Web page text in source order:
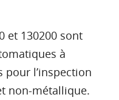
et 130200 sont
à
pour l’inspection
non-métallique.